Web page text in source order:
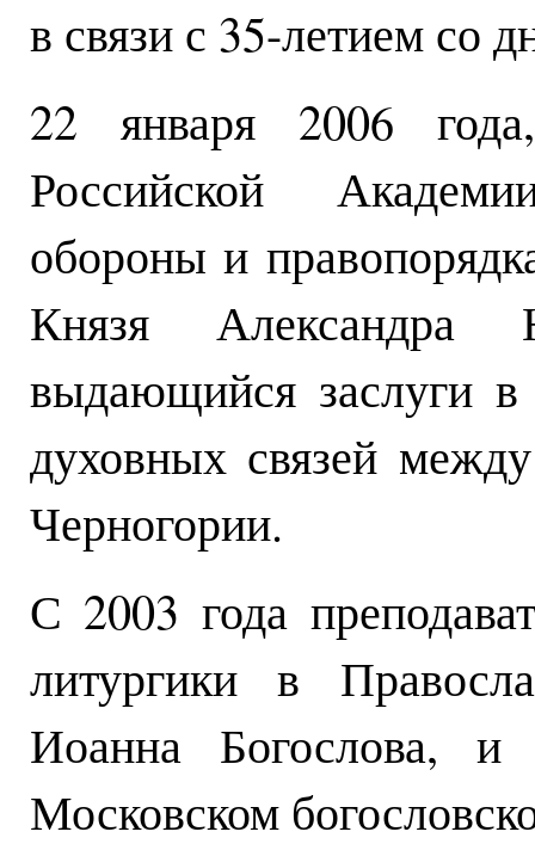
в связи с 35-летием со
22 января 2006
Российской
обороны и
Князя
выдающийся заслуги в
духовных связей
Черногории.
С 2003 года
литургики в
Иоанна Богослова, и
Московском